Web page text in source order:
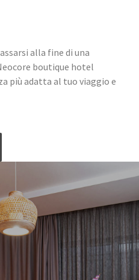
alla fine di una
boutique hotel
più adatta al tuo viaggio e